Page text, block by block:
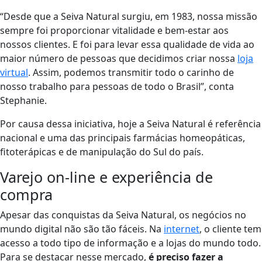
“Desde que a Seiva Natural surgiu, em 1983, nossa missão
sempre foi proporcionar vitalidade e bem-estar aos
nossos clientes. E foi para levar essa qualidade de vida ao
maior número de pessoas que decidimos criar nossa loja
virtual. Assim, podemos transmitir todo o carinho de
nosso trabalho para pessoas de todo o Brasil”, conta
Stephanie.
Por causa dessa iniciativa, hoje a Seiva Natural é referência
nacional e uma das principais farmácias homeopáticas,
fitoterápicas e de manipulação do Sul do país.
Varejo on-line e experiência de
compra
Apesar das conquistas da Seiva Natural, os negócios no
mundo digital não são tão fáceis. Na internet, o cliente tem
acesso a todo tipo de informação e a lojas do mundo todo.
Para se destacar nesse mercado, é preciso fazer a